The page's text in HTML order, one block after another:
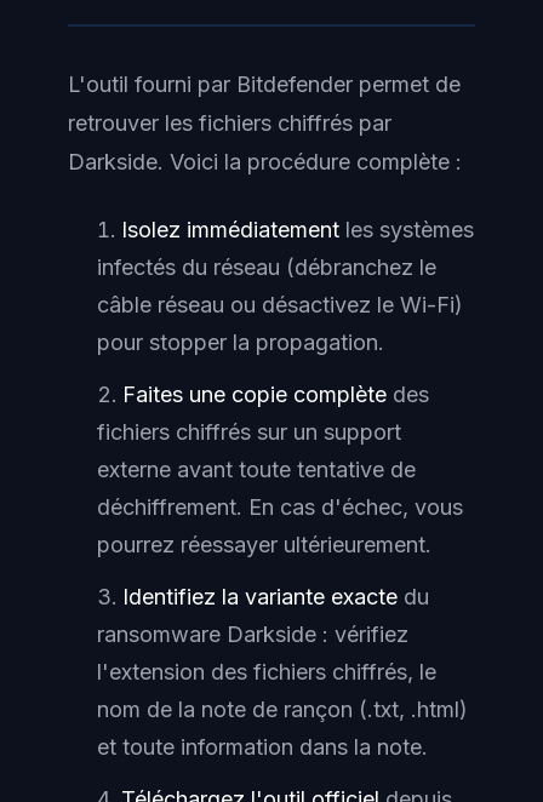
L'outil fourni par Bitdefender permet de
retrouver les fichiers chiffrés par
Darkside. Voici la procédure complète :
Isolez immédiatement les systèmes
infectés du réseau (débranchez le
câble réseau ou désactivez le Wi-Fi)
pour stopper la propagation.
Faites une copie complète des
fichiers chiffrés sur un support
externe avant toute tentative de
déchiffrement. En cas d'échec, vous
pourrez réessayer ultérieurement.
Identifiez la variante exacte du
ransomware Darkside : vérifiez
l'extension des fichiers chiffrés, le
nom de la note de rançon (.txt, .html)
et toute information dans la note.